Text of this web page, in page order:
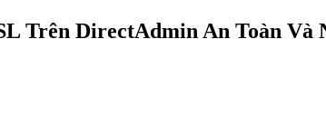
Trên DirectAdmin An Toàn Và